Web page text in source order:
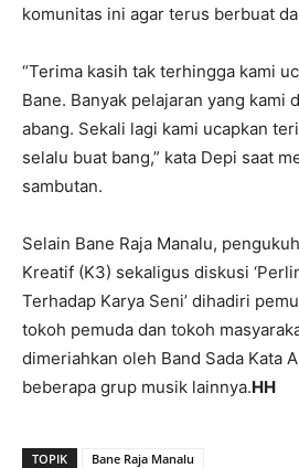
komunitas ini agar terus berbuat
“Terima kasih tak terhingga kami
Bane. Banyak pelajaran yang kami
abang. Sekali lagi kami ucapkan
selalu buat bang,” kata Depi saat
sambutan.
Selain Bane Raja Manalu,
Kreatif (K3) sekaligus diskusi
Terhadap Karya Seni’ dihadiri
tokoh pemuda dan tokoh
dimeriahkan oleh Band Sada Kata
beberapa grup musik lainnya.HH
TOPIK Bane Raja Manalu